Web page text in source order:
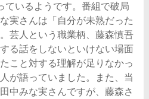
ているようです。番組で破局
実さんは「自分が未熟だった
芸人という職業柄、藤森慎吾
る話をしないといけない場面
こと対する理解が足りなかっ
が語っていました。また、当
中みな実さんですが、藤森さ